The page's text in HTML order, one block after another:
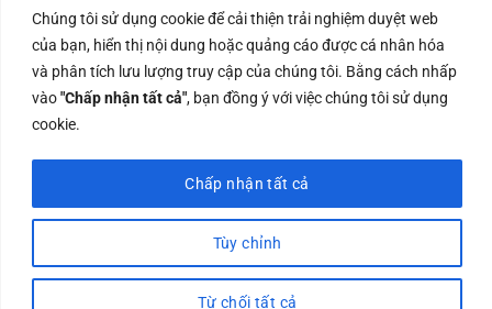
Chúng tôi sử dụng cookie để cải thiện trải nghiệm duyệt web
của bạn, hiển thị nội dung hoặc quảng cáo được cá nhân hóa
và phân tích lưu lượng truy cập của chúng tôi. Bằng cách nhấp
vào"Chấp nhận tất cả", bạn đồng ý với việc chúng tôi sử dụng
cookie.
Tùy chỉnh
Từ chối tất cả
Chấp nhận tất cả
Công ty TNHH Nam Bình Xương - Số ĐKKD: 0108783483
cấp ngày 14/06/2019 bởi Sở Kế Hoạch và Đầu Tư Tp. Hà
Nội
Copyrights @2023 Nam Binh Xuong. All Rights Reserved